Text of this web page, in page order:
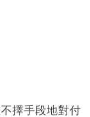
擇手段地對付